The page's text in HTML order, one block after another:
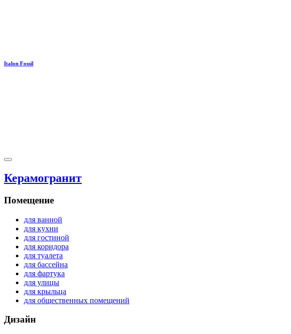
Italon Fossil
Керамогранит
Помещение
для ванной
для кухни
для гостиной
для коридора
для туалета
для бассейна
для фартука
для улицы
для крыльца
для общественных помещений
Дизайн